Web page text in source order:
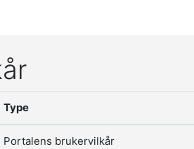
Type
Portalens brukervilkår